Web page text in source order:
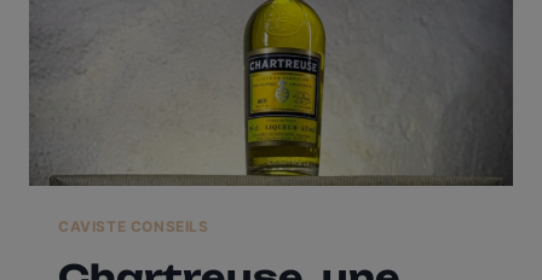
CAVISTE CONSEILS